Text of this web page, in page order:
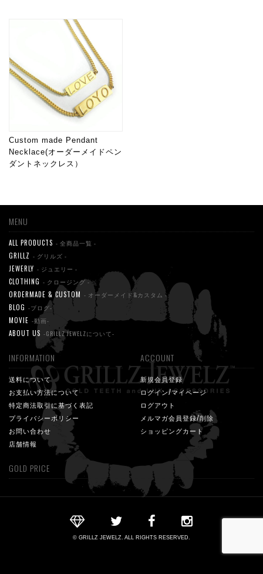
Custom made Pendant
Necklace(オーダーメイドペン
ダントネックレス）
MENU
ALL PRODUCTS - 全商品一覧 -
GRILLZ - グリルズ -
JEWERLY - ジュエリー -
CLOTHING - クロージング -
ORDERMADE & CUSTOM - オーダーメイド&カスタム -
BLOG -ブログ-
MOVIE -動画-
ABOUT US -GRILLZ JEWELZについて-
INFORMATION
送料について
お支払い方法について
特定商法取引に基づく表記
プライバシーポリシー
お問い合わせ
店舗情報
ACCOUNT
新規会員登録
ログイン/マイページ
ログアウト
メルマガ会員登録/削除
ショッピングカート
GOLD PRICE
© GRILLZ JEWELZ. ALL RIGHTS RESERVED.